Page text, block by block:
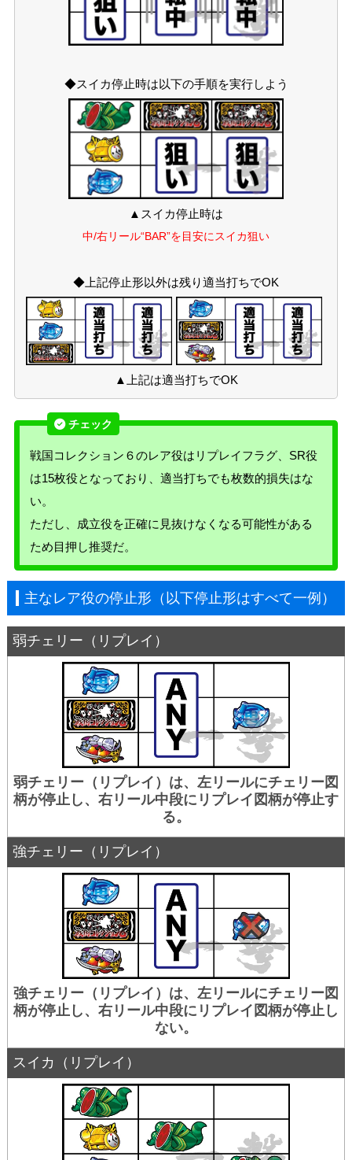
◆スイカ停止時は以下の手順を実行しよう
▲スイカ停止時は
中/右リール“BAR”を目安にスイカ狙い
◆上記停止形以外は残り適当打ちでOK
▲上記は適当打ちでOK
戦国コレクション６のレア役はリプレイフラグ、SR役
は15枚役となっており、適当打ちでも枚数的損失はな
い。
ただし、成立役を正確に見抜けなくなる可能性がある
ため目押し推奨だ。
主なレア役の停止形（以下停止形はすべて一例）
弱チェリー（リプレイ）
弱チェリー（リプレイ）は、左リールにチェリー図
柄が停止し、右リール中段にリプレイ図柄が停止す
る。
強チェリー（リプレイ）
強チェリー（リプレイ）は、左リールにチェリー図
柄が停止し、右リール中段にリプレイ図柄が停止し
ない。
スイカ（リプレイ）